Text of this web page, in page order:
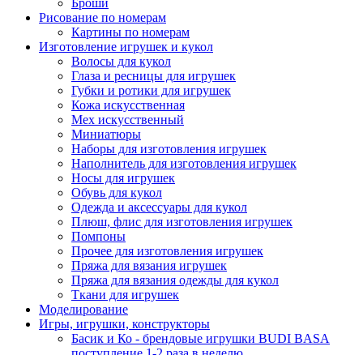
Броши
Рисование по номерам
Картины по номерам
Изготовление игрушек и кукол
Волосы для кукол
Глаза и ресницы для игрушек
Губки и ротики для игрушек
Кожа искусственная
Мех искусственный
Миниатюры
Наборы для изготовления игрушек
Наполнитель для изготовления игрушек
Носы для игрушек
Обувь для кукол
Одежда и аксессуары для кукол
Плюш, флис для изготовления игрушек
Помпоны
Прочее для изготовления игрушек
Пряжа для вязания игрушек
Пряжа для вязания одежды для кукол
Ткани для игрушек
Моделирование
Игры, игрушки, конструкторы
Басик и Ко - брендовые игрушки BUDI BASA